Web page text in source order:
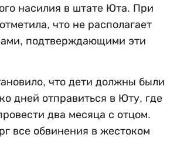
насилия в штате Юта. При
что не располагает
подтверждающими эти
что дети должны были
дней отправиться в Юту, где
два месяца с отцом.
все обвинения в жестоком